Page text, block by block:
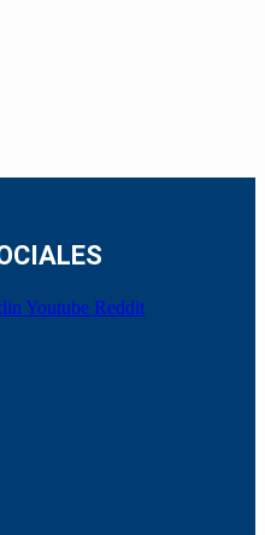
Youtube Reddit